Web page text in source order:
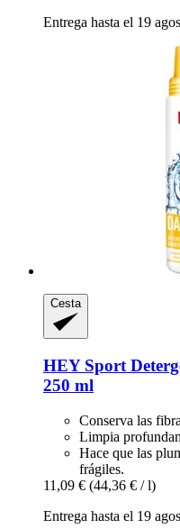
Entrega hasta el 19
Cesta
HEY Sport
250 ml
Conserva las
Limpia
Hace que las
frágiles.
11,09 € (44,36 € / l)
Entrega hasta el 19